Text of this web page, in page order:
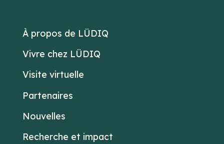
À propos de LÜDIQ
Vivre chez LÜDIQ
Visite virtuelle
Partenaires
Nouvelles
Recherche et impact